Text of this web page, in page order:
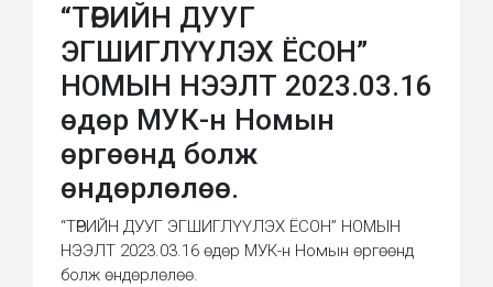
“ТӨРИЙН ДУУГ
ЭГШИГЛҮҮЛЭХ ЁСОН”
НОМЫН НЭЭЛТ 2023.03.16
өдөр МУК-н Номын
өргөөнд болж
өндөрлөлөө.
“ТӨРИЙН ДУУГ ЭГШИГЛҮҮЛЭХ ЁСОН” НОМЫН
НЭЭЛТ 2023.03.16 өдөр МУК-н Номын өргөөнд
болж өндөрлөлөө.